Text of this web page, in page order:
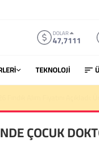
DOLAR
47,7111
TEKNOLOJİ
ÇOCUK